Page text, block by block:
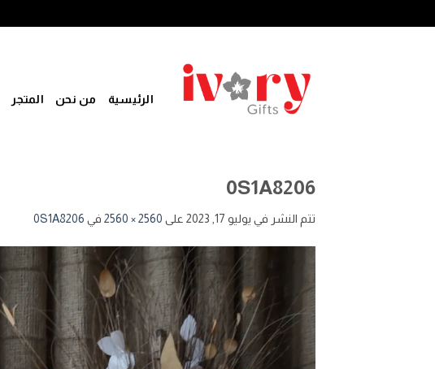
الرئيسية من نحن المتجر
0S1A8206
تتم النشر في يوليو 17, 2023 على 2560 × 2560 في 0S1A8206